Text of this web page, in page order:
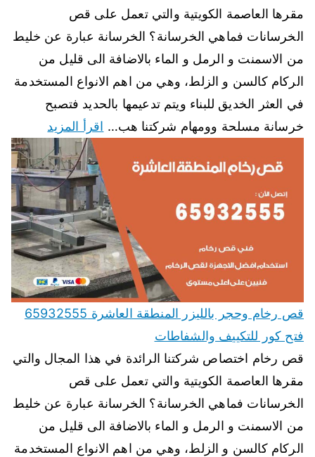
مقرها العاصمة الكويتية والتي تعمل على قص
الخرسانات فماهي الخرسانة؟ الخرسانة عبارة عن خليط
من الاسمنت و الرمل و الماء بالاضافة الى قليل من
الركام كالسن و الزلط، وهي من اهم الانواع المستخدمة
في العثر الخديق للبناء ويتم تدعيمها بالحديد فتصبح
خرسانة مسلحة وومهام شركتنا هب… اقرأ المزيد
قص رخام وحجر بالليزر المنطقة العاشرة 65932555
فتح كور للتكييف والشفاطات
قص رخام اختصاص شركتنا الرائدة في هذا المجال والتي
مقرها العاصمة الكويتية والتي تعمل على قص
الخرسانات فماهي الخرسانة؟ الخرسانة عبارة عن خليط
من الاسمنت و الرمل و الماء بالاضافة الى قليل من
الركام كالسن و الزلط، وهي من اهم الانواع المستخدمة